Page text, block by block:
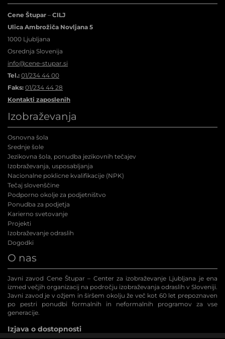
Cene Štupar – CILJ
Ulica Ambrožiča Novljana 5
1000 Ljubljana
Osrednja Slovenija
info@cene-stupar.si
Tel.: 01/234 44 00
Faks: 01/234 44 28
Kontakti zaposlenih
Izobraževanja
Osnovna šola
Srednje šole
Jezikovna šola, ponudba jezikovnih tečajev
Izobraževanja, usposabljanja
Nacionalne poklicne kvalifikacije (NPK)
Tečaj slovenščine
Podporno okolje za podjetništvo
Ponudba za podjetja
Karierno svetovanje
Projekti
Izobraževanje odraslih
Dogodki
O nas
Javni zavod Cene Štupar – Center za izobraževanje Ljubljana je ena
izmed večjih organizacij na področju izobraževanja odraslih v Sloveniji.
Javni zavod je v ožjem in širšem okolju že več kot 60 let prepoznaven
po pestri ponudbi formalnih in neformalnih programov za vse
generacije.
Izjava o dostopnosti